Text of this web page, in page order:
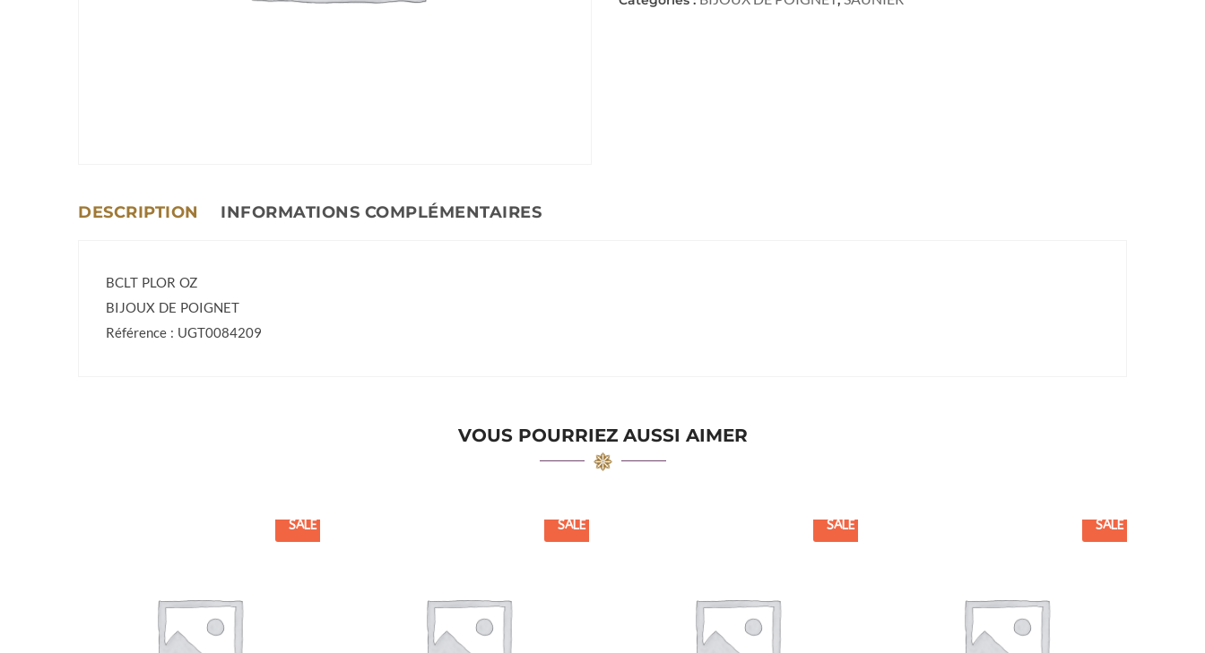
DESCRIPTION INFORMATIONS COMPLÉMENTAIRES
BCLT PLOR OZ
BIJOUX DE POIGNET
Référence : UGT0084209
VOUS POURRIEZ AUSSI AIMER
SALE SALE SALE SALE